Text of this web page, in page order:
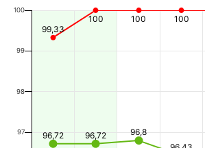
96,72 96,72
96,8
99,33
100 100 100
97
98
99
100